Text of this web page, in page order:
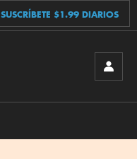
SUSCRÍBETE $1.99 DIARIOS